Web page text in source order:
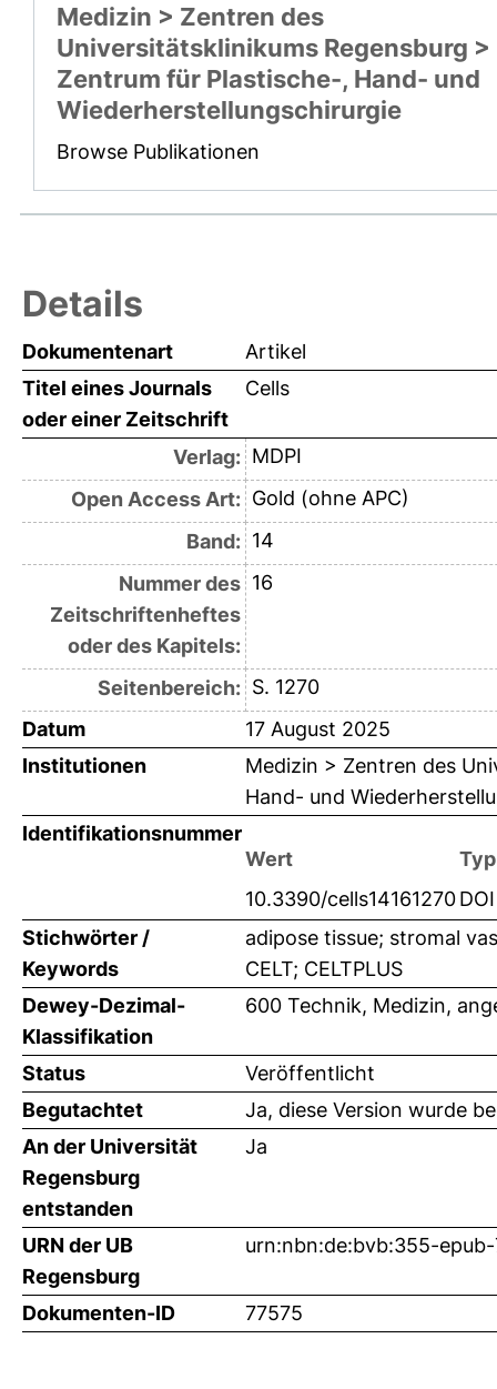
Medizin > Zentren des
Universitätsklinikums Regensburg >
Zentrum für Plastische-, Hand- und
Wiederherstellungschirurgie
Browse Publikationen
Details
Dokumentenart
Artikel
Titel eines Journals
oder einer Zeitschrift
Cells
Verlag: MDPI
Open Access Art: Gold (ohne APC)
Band: 14
Nummer des
Zeitschriftenheftes
oder des Kapitels:
16
Seitenbereich: S. 1270
Datum
17 August 2025
Institutionen
Medizin > Zentren des
Hand- und
Identifikationsnummer
Wert
Typ
10.3390/cells14161270DOI
Stichwörter /
Keywords
adipose tissue; stromal
CELT; CELTPLUS
Dewey-Dezimal-
Klassifikation
600 Technik, Medizin,
Status
Veröffentlicht
Begutachtet
Ja, diese Version wurde
An der Universität
Regensburg
entstanden
Ja
URN der UB
Regensburg
urn:nbn:de:bvb:355-epub-
Dokumenten-ID 77575